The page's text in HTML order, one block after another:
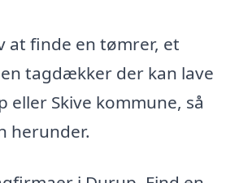
at finde en tømrer, et
tagdækker der kan lave
eller Skive kommune, så
herunder.